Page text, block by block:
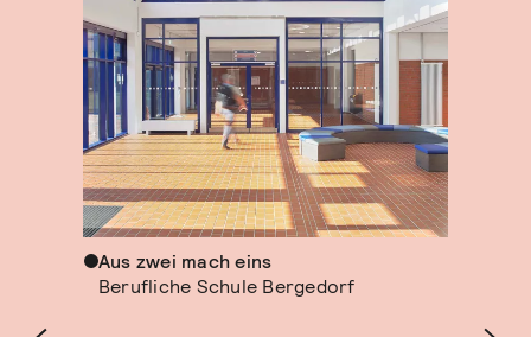
Aus zwei mach eins
Berufliche Schule Bergedorf